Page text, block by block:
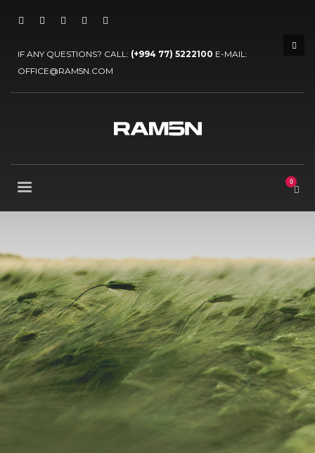
IF ANY QUESTIONS? CALL: (+994 77) 5222100 E-MAIL:
OFFICE@RAM5N.COM